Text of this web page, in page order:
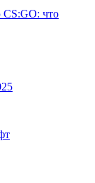
что